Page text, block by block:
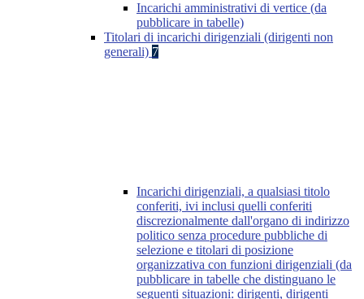
Incarichi amministrativi di vertice (da
pubblicare in tabelle)
Titolari di incarichi dirigenziali (dirigenti non
generali) 7
Incarichi dirigenziali, a qualsiasi titolo
conferiti, ivi inclusi quelli conferiti
discrezionalmente dall'organo di indirizzo
politico senza procedure pubbliche di
selezione e titolari di posizione
organizzativa con funzioni dirigenziali (da
pubblicare in tabelle che distinguano le
seguenti situazioni: dirigenti, dirigenti